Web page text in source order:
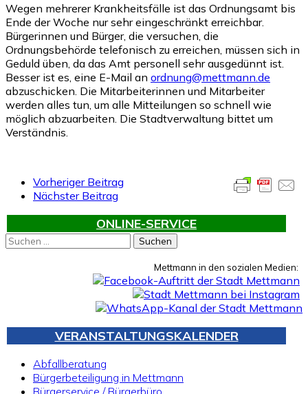
Wegen mehrerer Krankheitsfälle ist das Ordnungsamt bis
Ende der Woche nur sehr eingeschränkt erreichbar.
Bürgerinnen und Bürger, die versuchen, die
Ordnungsbehörde telefonisch zu erreichen, müssen sich in
Geduld üben, da das Amt personell sehr ausgedünnt ist.
Besser ist es, eine E-Mail an ordnung@mettmann.de
abzuschicken. Die Mitarbeiterinnen und Mitarbeiter
werden alles tun, um alle Mitteilungen so schnell wie
möglich abzuarbeiten. Die Stadtverwaltung bittet um
Verständnis.
Vorheriger Beitrag
Nächster Beitrag
ONLINE-SERVICE
Suchen
nach:
Mettmann in den sozialen Medien:
VERANSTALTUNGSKALENDER
Abfallberatung
Bürgerbeteiligung in Mettmann
Bürgerservice / Bürgerbüro